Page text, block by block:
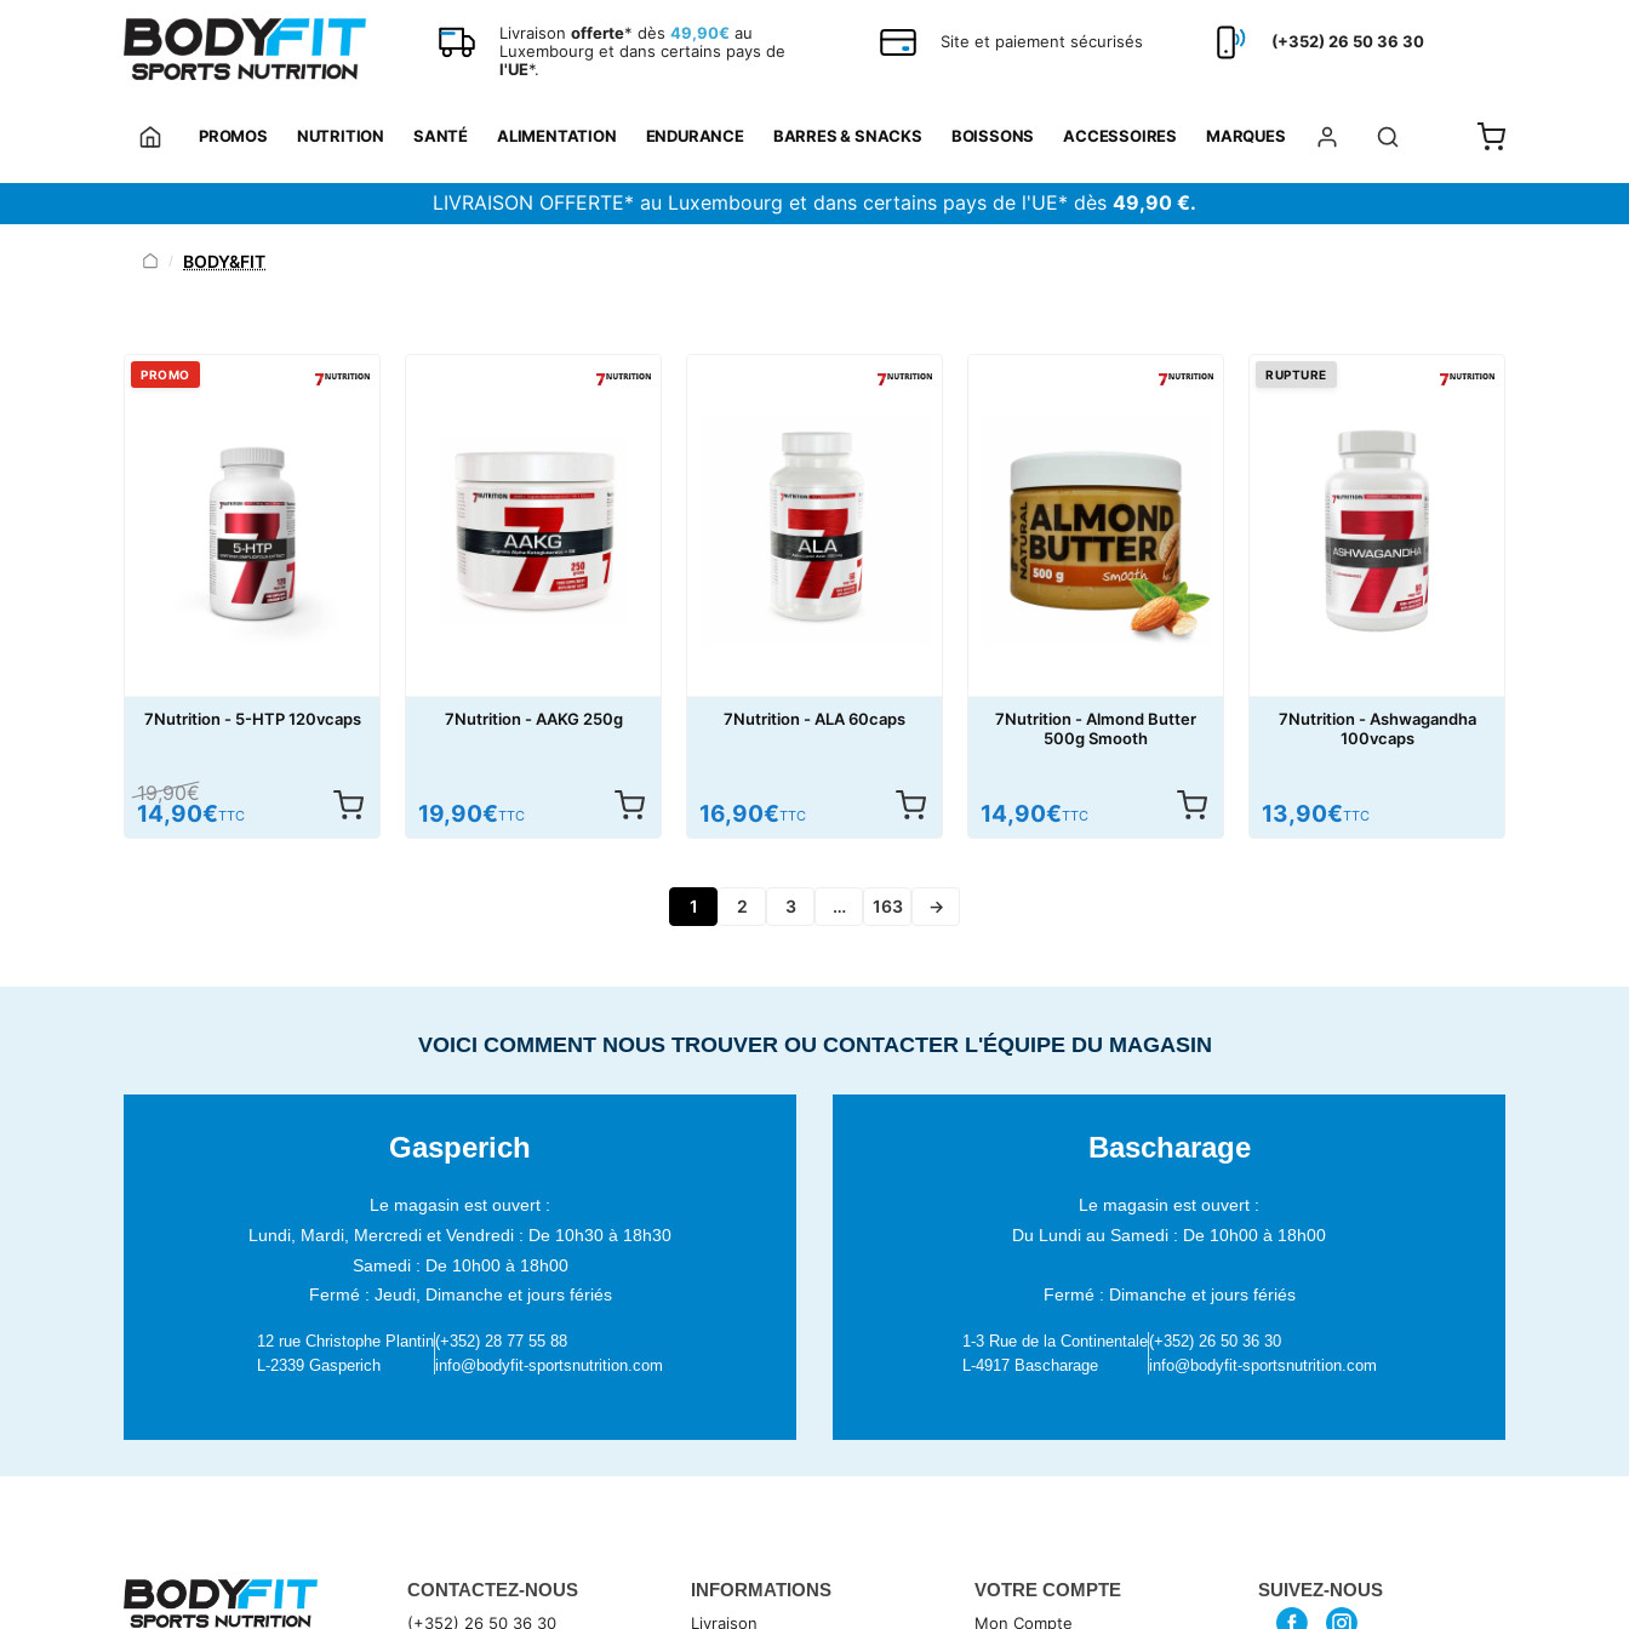
Panneau de gestion des cookies
Livraison offerte* dès 49,90€ au
Luxembourg et dans certains pays de
l'UE*.
Site et paiement sécurisés (+352) 26 50 36 30
PROMOS NUTRITION SANTÉ ALIMENTATION ENDURANCE BARRES & SNACKS BOISSONS ACCESSOIRES MARQUES
LIVRAISON OFFERTE* au Luxembourg et dans certains pays de l'UE* dès 49,90 €.
/ BODY&FIT
PROMO
7Nutrition - 5-HTP 120vcaps
19,90€
14,90€TTC
7Nutrition - AAKG 250g
19,90€TTC
7Nutrition - ALA 60caps
16,90€TTC
7Nutrition - Almond Butter
500g Smooth
14,90€TTC
RUPTURE
7Nutrition - Ashwagandha
100vcaps
13,90€TTC
1 2 3 … 163 →
VOICI COMMENT NOUS TROUVER OU CONTACTER L'ÉQUIPE DU MAGASIN
Gasperich
Le magasin est ouvert :
Lundi, Mardi, Mercredi et Vendredi : De 10h30 à 18h30
Samedi : De 10h00 à 18h00
Fermé : Jeudi, Dimanche et jours fériés
12 rue Christophe Plantin
L-2339 Gasperich
(+352) 28 77 55 88
info@bodyfit-sportsnutrition.com
Bascharage
Le magasin est ouvert :
Du Lundi au Samedi : De 10h00 à 18h00
Fermé : Dimanche et jours fériés
1-3 Rue de la Continentale
L-4917 Bascharage
(+352) 26 50 36 30
info@bodyfit-sportsnutrition.com
CONTACTEZ-NOUS
(+352) 26 50 36 30
INFORMATIONS
Livraison
VOTRE COMPTE
Mon Compte
SUIVEZ-NOUS